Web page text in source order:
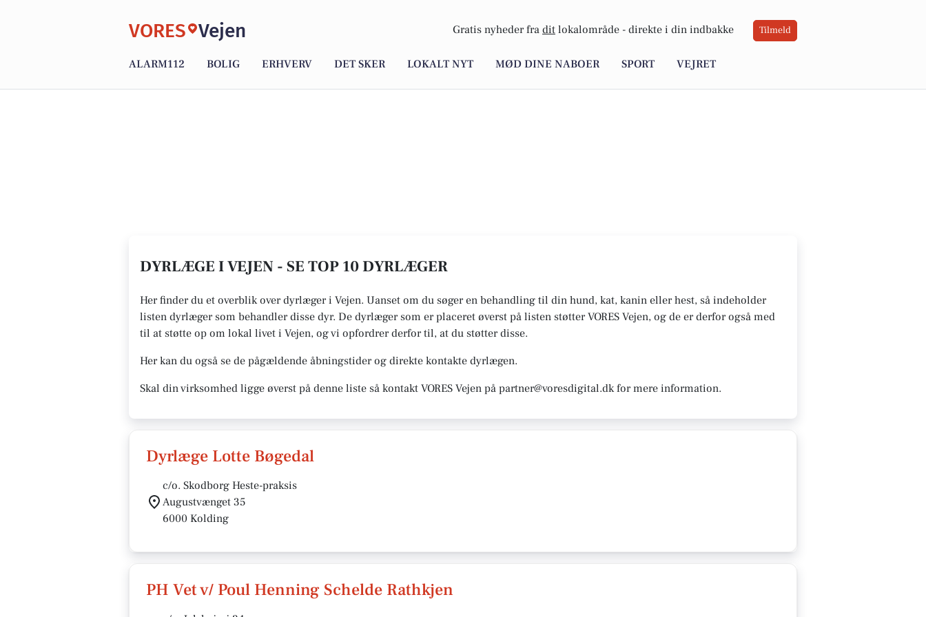
VORES Vejen Gratis nyheder fra dit lokalområde - direkte i din indbakke Tilmeld
ALARM112 BOLIG ERHVERV DET SKER LOKALT NYT MØD DINE NABOER SPORT VEJRET
DYRLÆGE I VEJEN - SE TOP 10 DYRLÆGER
Her finder du et overblik over dyrlæger i Vejen. Uanset om du søger en behandling til din hund, kat, kanin eller hest, så indeholder
listen dyrlæger som behandler disse dyr. De dyrlæger som er placeret øverst på listen støtter VORES Vejen, og de er derfor også med
til at støtte op om lokal livet i Vejen, og vi opfordrer derfor til, at du støtter disse.
Her kan du også se de pågældende åbningstider og direkte kontakte dyrlægen.
Skal din virksomhed ligge øverst på denne liste så kontakt VORES Vejen på partner@voresdigital.dk for mere information.
Dyrlæge Lotte Bøgedal
c/o. Skodborg Heste-praksis
Augustvænget 35
6000 Kolding
PH Vet v/ Poul Henning Schelde Rathkjen